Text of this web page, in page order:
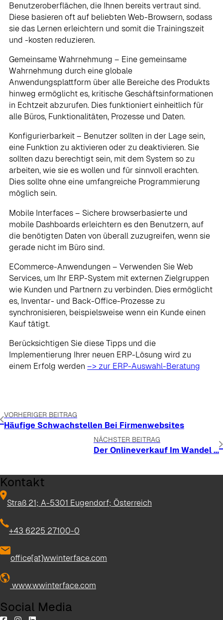
Benutzeroberflächen, die Ihnen bereits vertraut sind.
Diese basieren oft auf beliebten Web-Browsern, sodass
sie das Lernen erleichtern und somit die Trainingszeit
und -kosten reduzieren.
Gemeinsame Wahrnehmung – Eine gemeinsame
Wahrnehmung durch eine globale
Anwendungsplattform über alle Bereiche des Produkts
hinweg ermöglicht es, kritische Geschäftsinformationen
in Echtzeit abzurufen. Dies funktioniert einheitlich für
alle Büros, Funktionalitäten, Prozesse und Daten.
Konfigurierbarkeit – Benutzer sollten in der Lage sein,
eine Funktion zu aktivieren oder zu deaktivieren. Sie
sollten dazu berechtigt sein, mit dem System so zu
arbeiten, wie sie es wollen und für sinnvoll erachten.
Dies sollte ohne eine umfangreiche Programmierung
möglich sein.
Mobile Interfaces – Sichere browserbasierte und
mobile Dashboards erleichtern es den Benutzern, auf
die benötigten Daten von überall zuzugreifen, wenn sie
gerade nicht im Büro sind.
ECommerce-Anwendungen – Verwenden Sie Web
Services, um Ihr ERP-System mit externen Zielgruppen
wie Kunden und Partnern zu verbinden. Dies ermöglicht
es, Inventar- und Back-Office-Prozesse zu
synchronisieren, beispielsweise wenn ein Kunde einen
Kauf tätigt.
Berücksichtigen Sie diese Tipps und die
Implementierung Ihrer neuen ERP-Lösung wird zu
einem Erfolg werden–> zur ERP-Auswahl-Beratung
VORHERIGER BEITRAG
Häufige Schwachstellen Bei Firmenwebsites
NÄCHSTER BEITRAG
Der Onlineverkauf Im Wandel …
Kontakt
Straß 21; A-5301 Eugendorf; Österreich
+43 6225 27100-0
office[at]wwinterface.com
www.wwinterface.com
Social Media